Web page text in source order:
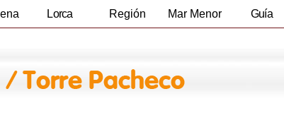
Lorca Región Mar Menor Guía